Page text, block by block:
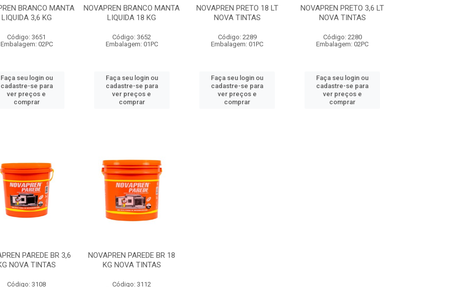
BRANCO MANTA
LIQUIDA 3,6 KG
Código: 3651
Embalagem: 02PC
Faça seu login ou
cadastre-se para
ver preços e
comprar
NOVAPREN BRANCO MANTA
LIQUIDA 18 KG
Código: 3652
Embalagem: 01PC
Faça seu login ou
cadastre-se para
ver preços e
comprar
NOVAPREN PRETO 18 LT
NOVA TINTAS
Código: 2289
Embalagem: 01PC
Faça seu login ou
cadastre-se para
ver preços e
comprar
NOVAPREN PRETO 3,6 LT
NOVA TINTAS
Código: 2280
Embalagem: 02PC
Faça seu login ou
cadastre-se para
ver preços e
comprar
PAREDE BR 3,6
NOVA TINTAS
Código: 3108
NOVAPREN PAREDE BR 18
KG NOVA TINTAS
Código: 3112